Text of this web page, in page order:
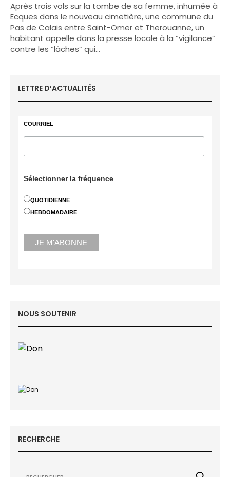
Après trois vols sur la tombe de sa femme, inhumée à
Ecques dans le nouveau cimetière, une commune du
Pas de Calais entre Saint-Omer et Therouanne, un
habitant appelle dans la presse locale à la “vigilance”
contre les “lâches” qui…
LETTRE D’ACTUALITÉS
COURRIEL
Sélectionner la fréquence
QUOTIDIENNE
HEBDOMADAIRE
NOUS SOUTENIR
RECHERCHE